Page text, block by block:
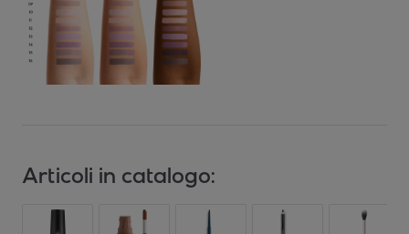
Articoli in catalogo: